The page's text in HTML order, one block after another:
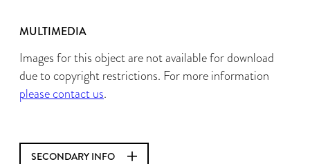
MULTIMEDIA
Images for this object are not available for download
due to copyright restrictions. For more information
please contact us.
SECONDARY INFO